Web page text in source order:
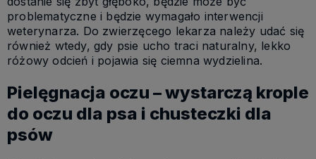
problematyczne i będzie wymagało interwencji
weterynarza. Do zwierzęcego lekarza należy udać się
również wtedy, gdy psie ucho traci naturalny, lekko
różowy odcień i pojawia się ciemna wydzielina.
Pielęgnacja oczu – wystarczą krople
do oczu dla psa i chusteczki dla
psów